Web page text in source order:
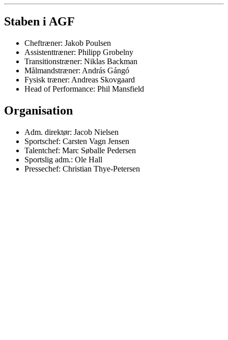
Staben i AGF
Cheftræner: Jakob Poulsen
Assistenttræner: Philipp Grobelny
Transitionstræner: Niklas Backman
Målmandstræner: András Gángó
Fysisk træner: Andreas Skovgaard
Head of Performance: Phil Mansfield
Organisation
Adm. direktør: Jacob Nielsen
Sportschef: Carsten Vagn Jensen
Talentchef: Marc Søballe Pedersen
Sportslig adm.: Ole Hall
Pressechef: Christian Thye-Petersen